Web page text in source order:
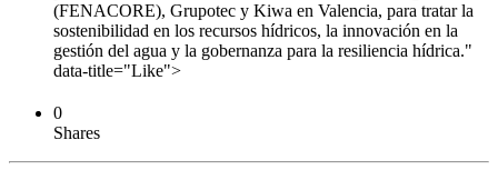
(FENACORE), Grupotec y Kiwa en Valencia, para tratar la
sostenibilidad en los recursos hídricos, la innovación en la
gestión del agua y la gobernanza para la resiliencia hídrica."
data-title="Like">
0
Shares